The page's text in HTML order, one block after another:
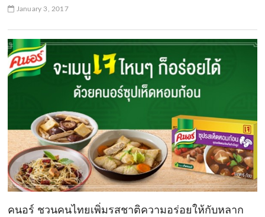
January 3, 2017
คนอร์ ชวนคนไทยเพิ่มรสชาติความอร่อยให้กับหลาก